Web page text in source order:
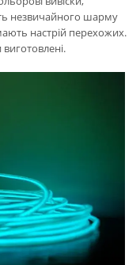
незвичайного шарму
настрій перехожих.